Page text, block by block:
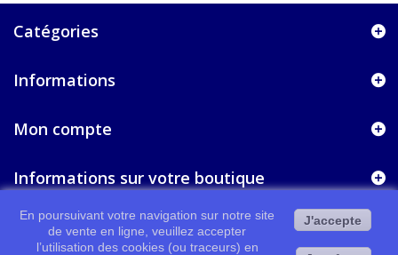
Catégories
Informations
Mon compte
Informations sur votre boutique
En poursuivant votre navigation sur notre site
de vente en ligne, veuillez accepter
l’utilisation des cookies (ou traceurs) en
J'accepte